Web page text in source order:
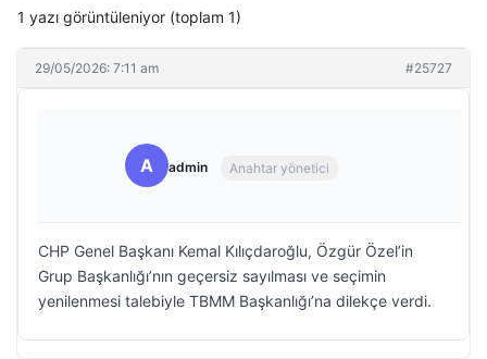
1 yazı görüntüleniyor (toplam 1)
29/05/2026: 7:11 am #25727
A admin Anahtar yönetici
CHP Genel Başkanı Kemal Kılıçdaroğlu, Özgür Özel’in
Grup Başkanlığı’nın geçersiz sayılması ve seçimin
yenilenmesi talebiyle TBMM Başkanlığı’na dilekçe verdi.